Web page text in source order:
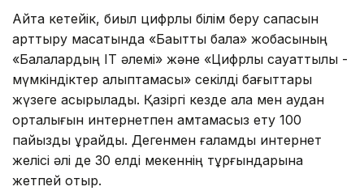
Айта кетейік, биыл цифрлық білім беру сапасын
арттыру мақсатында «Бақытты бала» жобасының
«Балалардың ІТ әлемі» және «Цифрлық сауаттылық -
мүмкіндіктер қалыптамасы» секілді бағыттары
жүзеге асырылады. Қазіргі кезде қала мен аудан
орталығын интернетпен қамтамасыз ету 100
пайызды құрайды. Дегенмен ғаламдық интернет
желісі әлі де 30 елді мекеннің тұрғындарына
жетпей отыр.